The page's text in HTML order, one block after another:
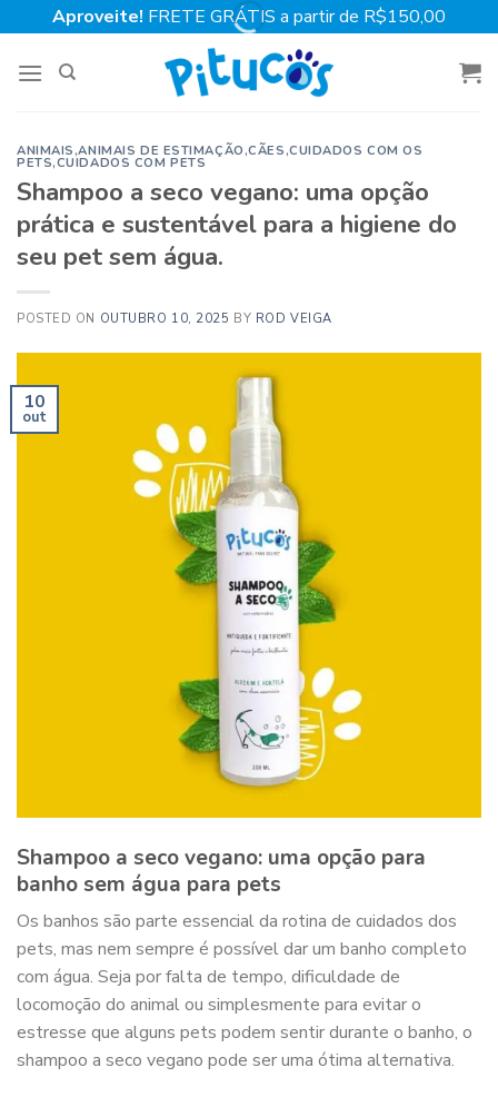
to
content
Aproveite! FRETE GRÁTIS a partir de R$150,00
ANIMAIS ,ANIMAIS DE ESTIMAÇÃO ,CÃES ,CUIDADOS COM OS
PETS,CUIDADOS COM PETS
Shampoo a seco vegano: uma opção
prática e sustentável para a higiene do
seu pet sem água.
POSTED ON OUTUBRO 10, 2025 BY ROD VEIGA
10
out
Shampoo a seco vegano: uma opção para
banho sem água para pets
Os banhos são parte essencial da rotina de cuidados dos
pets, mas nem sempre é possível dar um banho completo
com água. Seja por falta de tempo, dificuldade de
locomoção do animal ou simplesmente para evitar o
estresse que alguns pets podem sentir durante o banho, o
shampoo a seco vegano pode ser uma ótima alternativa.